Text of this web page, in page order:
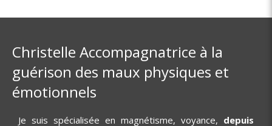
Christelle Accompagnatrice à la
guérison des maux physiques et
émotionnels
Je suis spécialisée en magnétisme, voyance, depuis